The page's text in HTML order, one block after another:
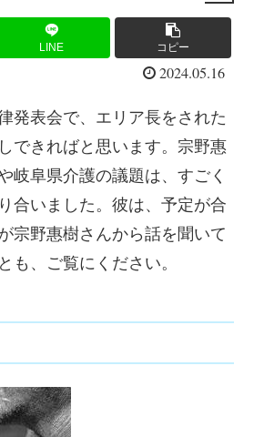
LINE コピー
2024.05.16
発表会で、エリア長をされた
できればと思います。宗野惠
岐阜県介護の議題は、すごく
合いました。彼は、予定が合
宗野惠樹さんから話を聞いて
、ご覧にください。